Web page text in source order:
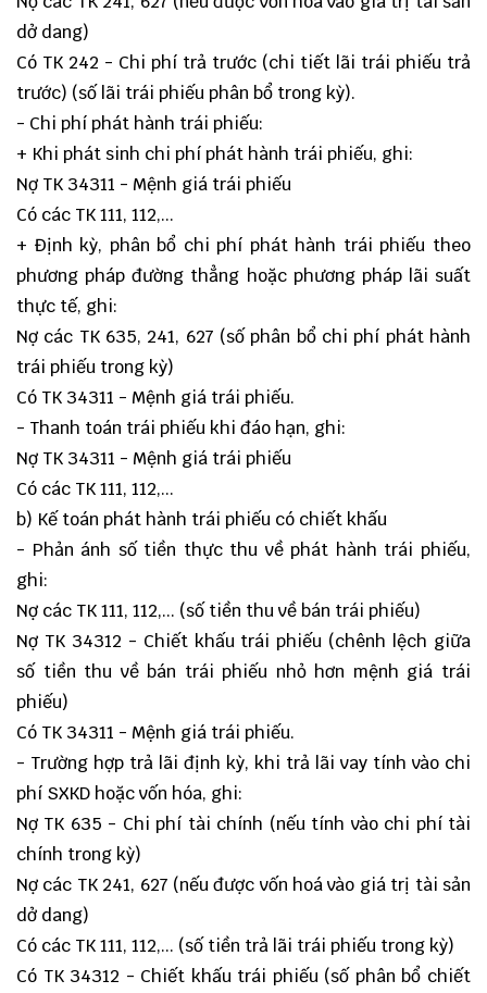
dở dang)
Có TK 242 - Chi phí trả trước (chi tiết lãi trái phiếu trả
trước) (số lãi trái phiếu phân bổ trong kỳ).
- Chi phí phát hành trái phiếu:
+ Khi phát sinh chi phí phát hành trái phiếu, ghi:
Nợ TK 34311 - Mệnh giá trái phiếu
Có các TK 111, 112,...
+ Định kỳ, phân bổ chi phí phát hành trái phiếu theo
phương pháp đường thẳng hoặc phương pháp lãi suất
thực tế, ghi:
Nợ các TK 635, 241, 627 (số phân bổ chi phí phát hành
trái phiếu trong kỳ)
Có TK 34311 - Mệnh giá trái phiếu.
- Thanh toán trái phiếu khi đáo hạn, ghi:
Nợ TK 34311 - Mệnh giá trái phiếu
Có các TK 111, 112,...
b) Kế toán phát hành trái phiếu có chiết khấu
- Phản ánh số tiền thực thu về phát hành trái phiếu,
ghi:
Nợ các TK 111, 112,... (số tiền thu về bán trái phiếu)
Nợ TK 34312 - Chiết khấu trái phiếu (chênh lệch giữa
số tiền thu về bán trái phiếu nhỏ hơn mệnh giá trái
phiếu)
Có TK 34311 - Mệnh giá trái phiếu.
- Trường hợp trả lãi định kỳ, khi trả lãi vay tính vào chi
phí SXKD hoặc vốn hóa, ghi:
Nợ TK 635 - Chi phí tài chính (nếu tính vào chi phí tài
chính trong kỳ)
Nợ các TK 241, 627 (nếu được vốn hoá vào giá trị tài sản
dở dang)
Có các TK 111, 112,... (số tiền trả lãi trái phiếu trong kỳ)
Có TK 34312 - Chiết khấu trái phiếu (số phân bổ chiết